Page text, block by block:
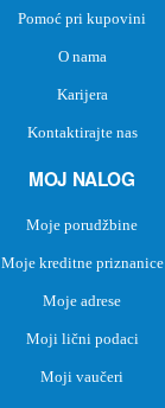
Pomoć pri kupovini
O nama
Karijera
Kontaktirajte nas
MOJ NALOG
Moje porudžbine
Moje kreditne priznanice
Moje adrese
Moji lični podaci
Moji vaučeri